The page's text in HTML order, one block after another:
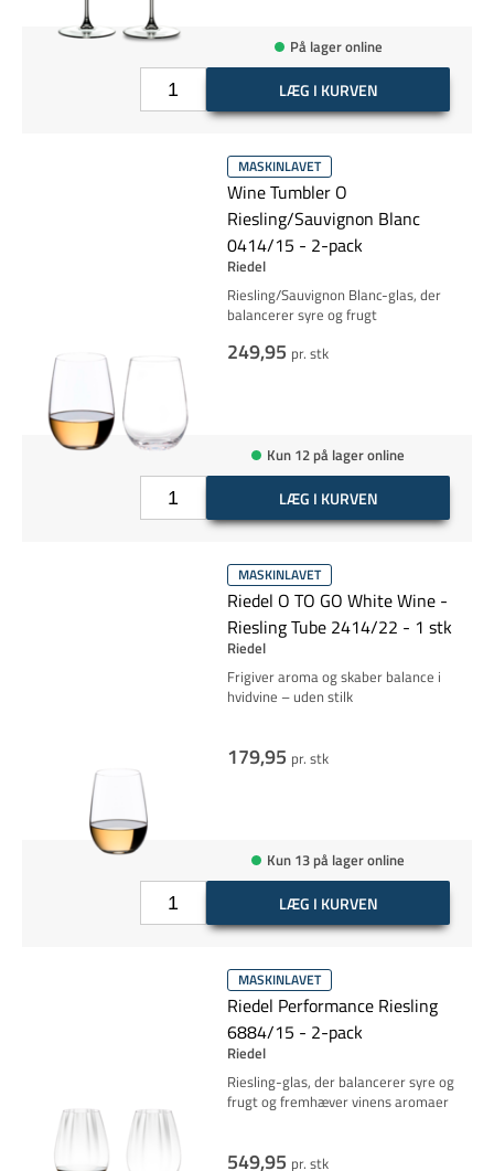
På lager online
LÆG I KURVEN
MASKINLAVET
Wine Tumbler O
Riesling/Sauvignon Blanc
0414/15 - 2-pack
Riedel
Riesling/Sauvignon Blanc-glas, der
balancerer syre og frugt
249,95 pr. stk
Kun 12 på lager online
LÆG I KURVEN
MASKINLAVET
Riedel O TO GO White Wine -
Riesling Tube 2414/22 - 1 stk
Riedel
Frigiver aroma og skaber balance i
hvidvine – uden stilk
179,95 pr. stk
Kun 13 på lager online
LÆG I KURVEN
MASKINLAVET
Riedel Performance Riesling
6884/15 - 2-pack
Riedel
Riesling-glas, der balancerer syre og
frugt og fremhæver vinens aromaer
549,95 pr. stk